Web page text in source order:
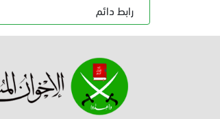
رابط دائم